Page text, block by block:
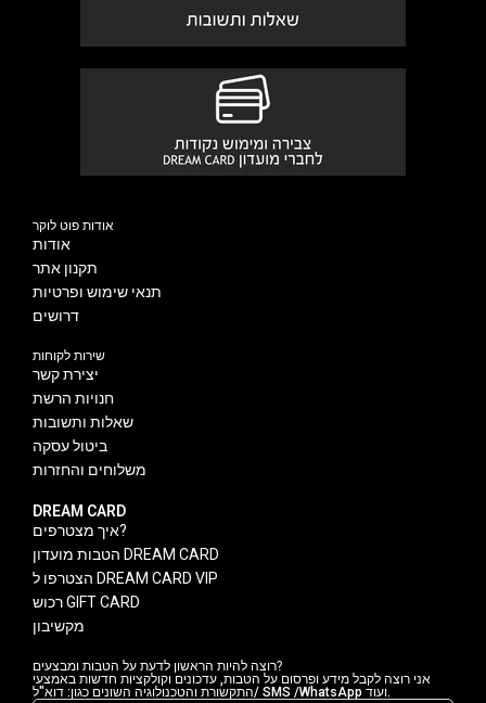
אודות פוט לוקר
אודות
תקנון אתר
תנאי שימוש ופרטיות
דרושים
שירות לקוחות
יצירת קשר
חנויות הרשת
שאלות ותשובות
ביטול עסקה
משלוחים והחזרות
DREAM CARD
איך מצטרפים?
הטבות מועדון DREAM CARD
הצטרפו ל DREAM CARD VIP
רכוש GIFT CARD
מקשיבון
רוצה להיות הראשון לדעת על הטבות ומבצעים?
אני רוצה לקבל מידע ופרסום על הטבות, עדכונים וקולקציות חדשות באמצעי
התקשורת והטכנולוגיה השונים כגון: דוא"ל/ SMS /WhatsApp ועוד.